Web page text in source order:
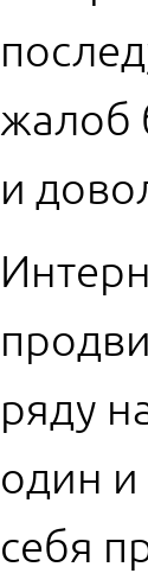
жалоб
и
ряду
один
себя